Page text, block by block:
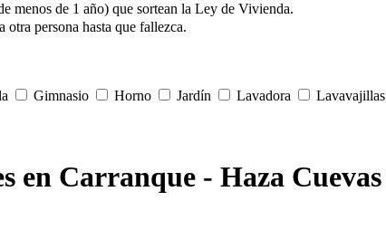
menos de 1 año) que sortean la Ley de Vivienda.
otra persona hasta que fallezca.
Gimnasio Horno Jardín Lavadora Lavavajillas
en Carranque - Haza Cuevas